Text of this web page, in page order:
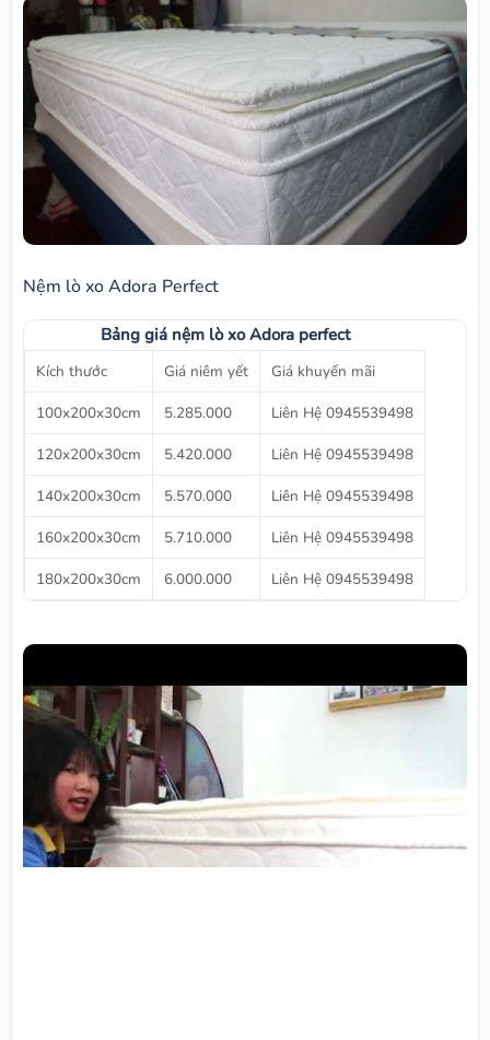
Nệm lò xo Adora Perfect
Bảng giá nệm lò xo Adora perfect
Kích thước Giá niêm yết
Giá khuyến mãi
100x200x30cm
5.285.000
Liên Hệ 0945539498
120x200x30cm
5.420.000
Liên Hệ 0945539498
140x200x30cm
5.570.000
Liên Hệ 0945539498
160x200x30cm
5.710.000
Liên Hệ 0945539498
180x200x30cm
6.000.000 Liên Hệ 0945539498